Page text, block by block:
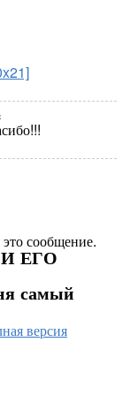
сообщение.
ЕГО
самый
версия